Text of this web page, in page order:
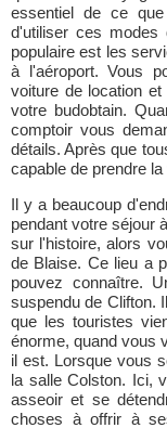
essentiel de ce
d'utiliser ces
populaire est les
à l'aéroport. Vous
voiture de location
votre budobtain.
comptoir vous
détails. Après que
capable de prendre
Il y a beaucoup
pendant votre séjour
sur l'histoire, alors
de Blaise. Ce lieu a
pouvez connaître.
suspendu de Clifton.
que les touristes
énorme, quand vous
il est. Lorsque vous
la salle Colston. Ici,
asseoir et se
choses à offrir à